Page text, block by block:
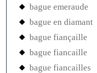
bague emeraude
bague en diamant
bague fiançaille
bague fiancaille
bague fiancailles